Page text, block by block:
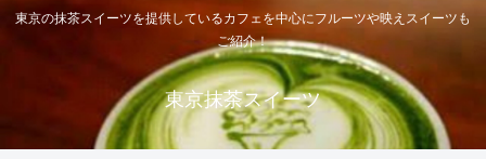
東京の抹茶スイーツを提供しているカフェを中心にフルーツや映えスイーツも
ご紹介！
東京抹茶スイーツ